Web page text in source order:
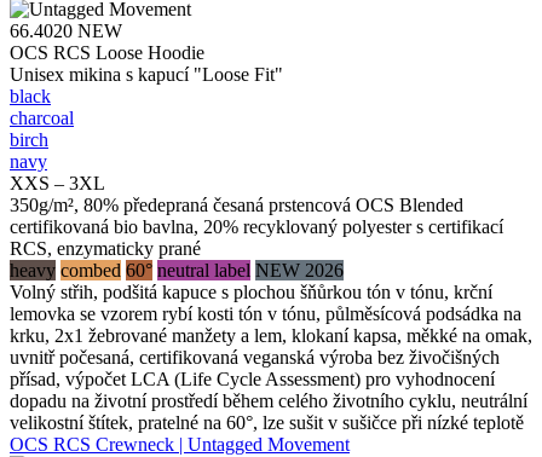
66.4020 NEW
OCS RCS Loose Hoodie
Unisex mikina s kapucí "Loose Fit"
black
charcoal
birch
navy
XXS – 3XL
350g/m², 80% předepraná česaná prstencová OCS Blended
certifikovaná bio bavlna, 20% recyklovaný polyester s certifikací
RCS, enzymaticky prané
heavy combed 60° neutral label NEW 2026
Volný střih, podšitá kapuce s plochou šňůrkou tón v tónu, krční
lemovka se vzorem rybí kosti tón v tónu, půlměsícová podsádka na
krku, 2x1 žebrované manžety a lem, klokaní kapsa, měkké na omak,
uvnitř počesaná, certifikovaná veganská výroba bez živočišných
přísad, výpočet LCA (Life Cycle Assessment) pro vyhodnocení
dopadu na životní prostředí během celého životního cyklu, neutrální
velikostní štítek, pratelné na 60°, lze sušit v sušičce při nízké teplotě
OCS RCS Crewneck | Untagged Movement